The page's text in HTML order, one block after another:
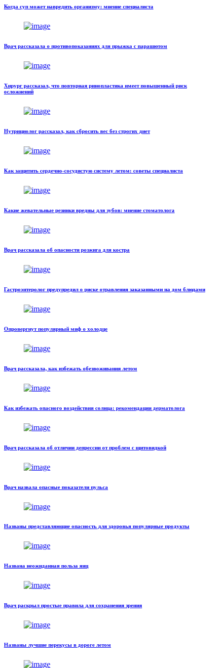
Когда суп может навредить организму: мнение специалиста
Врач рассказала о противопоказаниях для прыжка с парашютом
Хирург рассказал, что повторная ринопластика имеет повышенный риск
осложнений
Нутрициолог рассказал, как сбросить вес без строгих диет
Как защитить сердечно-сосудистую систему летом: советы специалиста
Какие жевательные резинки вредны для зубов: мнение стоматолога
Врач рассказала об опасности розжига для костра
Гастроэнтеролог предупредил о риске отравления заказанными на дом блюдами
Опровергнут популярный миф о холодце
Врач рассказала, как избежать обезвоживания летом
Как избежать опасного воздействия солнца: рекомендации дерматолога
Врач рассказала об отличии депрессии от проблем с щитовидкой
Врач назвала опасные показатели пульса
Названы представляющие опасность для здоровья популярные продукты
Названа неожиданная польза яиц
Врач раскрыл простые правила для сохранения зрения
Названы лучшие перекусы в дороге летом